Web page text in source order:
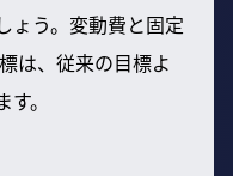
ょう。変動費と固定
は、従来の目標よ
。